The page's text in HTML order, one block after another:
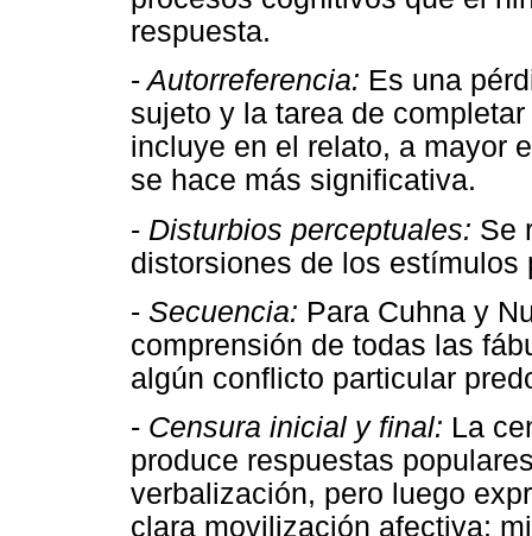
respuesta.
-Autorreferencia: Es una
sujeto y la tarea de
incluye en el relato, a mayor
se hace más significativa.
- Disturbios perceptuales: Se
distorsiones de los
- Secuencia: Para Cuhna y
comprensión de todas las
algún conflicto particular
- Censura inicial y final: La
produce respuestas
verbalización, pero luego
clara movilización afectiva;